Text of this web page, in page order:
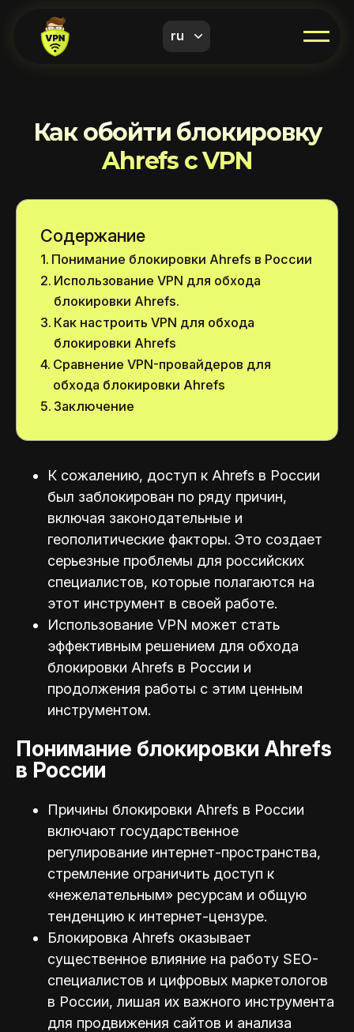
ru
Как обойти блокировку
Ahrefs с VPN
Содержание
Понимание блокировки Ahrefs в России
Использование VPN для обхода
блокировки Ahrefs.
Как настроить VPN для обхода
блокировки Ahrefs
Сравнение VPN-провайдеров для
обхода блокировки Ahrefs
Заключение
К сожалению, доступ к Ahrefs в России
был заблокирован по ряду причин,
включая законодательные и
геополитические факторы. Это создает
серьезные проблемы для российских
специалистов, которые полагаются на
этот инструмент в своей работе.
Использование VPN может стать
эффективным решением для обхода
блокировки Ahrefs в России и
продолжения работы с этим ценным
инструментом.
Понимание блокировки Ahrefs
в России
Причины блокировки Ahrefs в России
включают государственное
регулирование интернет-пространства,
стремление ограничить доступ к
«нежелательным» ресурсам и общую
тенденцию к интернет-цензуре.
Блокировка Ahrefs оказывает
существенное влияние на работу SEO-
специалистов и цифровых маркетологов
в России, лишая их важного инструмента
для продвижения сайтов и анализа